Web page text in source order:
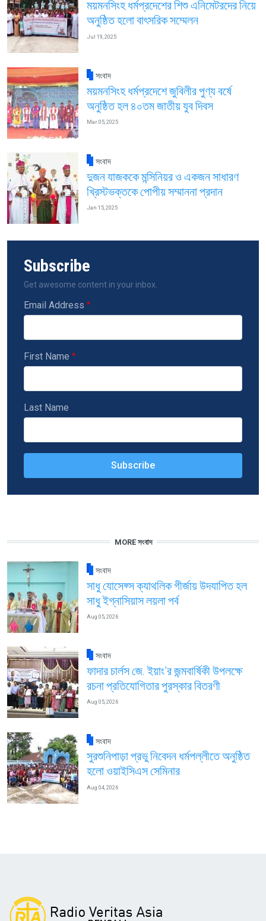
ময়মনসিংহ ধর্মপ্রদেশের শিশু এনিমেটরদের নিয়ে
অনুষ্ঠিত হলো বাৎসরিক সম্মেলন
Jul 19, 2025
সংবাদ
ময়মনসিংহ ধর্মপ্রদেশে জুবিলীর পুণ্য বর্ষে
অনুষ্ঠিত হল ৪০তম জাতীয় যুব দিবস
Mar 05, 2025
সংবাদ
দুজন যাজককে মন্সিনিয়র ও একজন সাধারণ
খ্রিস্টভক্তকে পোপীয় সম্মাননা প্রদান
Jan 15, 2025
Subscribe
Get awesome content in your inbox.
Email Address
First Name
Last Name
MORE সংবাদ
সংবাদ
সাধু যোসেফ্স ক্যাথলিক গীর্জায় উদযাপিত হল
সাধু ইগ্নাসিয়াস লয়লা পর্ব
Aug 05, 2026
সংবাদ
ফাদার চার্লস জে. ইয়াং’র জন্মবার্ষিকী উপলক্ষে
রচনা প্রতিযোগিতার পুরস্কার বিতরণী
Aug 05, 2026
সংবাদ
সুরশুনিপাড়া প্রভু নিবেদন ধর্মপল্লীতে অনুষ্ঠিত
হলো ওয়াইসিএস সেমিনার
Aug 04, 2026